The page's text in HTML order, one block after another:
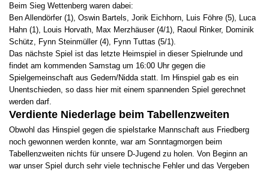
Beim Sieg Wettenberg waren dabei:
Ben Allendörfer (1), Oswin Bartels, Jorik Eichhorn, Luis Föhre (5), Luca
Hahn (1), Louis Horvath, Max Merzhäuser (4/1), Raoul Rinker, Dominik
Schütz, Fynn Steinmüller (4), Fynn Tuttas (5/1).
Das nächste Spiel ist das letzte Heimspiel in dieser Spielrunde und
findet am kommenden Samstag um 16:00 Uhr gegen die
Spielgemeinschaft aus Gedern/Nidda statt. Im Hinspiel gab es ein
Unentschieden, so dass hier mit einem spannenden Spiel gerechnet
werden darf.
Verdiente Niederlage beim Tabellenzweiten
Obwohl das Hinspiel gegen die spielstarke Mannschaft aus Friedberg
noch gewonnen werden konnte, war am Sonntagmorgen beim
Tabellenzweiten nichts für unsere D-Jugend zu holen. Von Beginn an
war unser Spiel durch sehr viele technische Fehler und das Vergeben